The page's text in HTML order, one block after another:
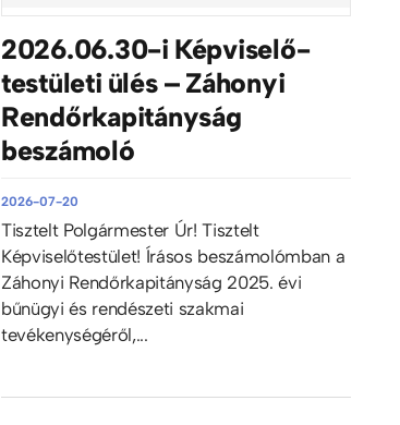
2026.06.30-i Képviselő-
testületi ülés – Záhonyi
Rendőrkapitányság
beszámoló
2026-07-20
Tisztelt Polgármester Úr! Tisztelt
Képviselőtestület! Írásos beszámolómban a
Záhonyi Rendőrkapitányság 2025. évi
bűnügyi és rendészeti szakmai
tevékenységéről,...